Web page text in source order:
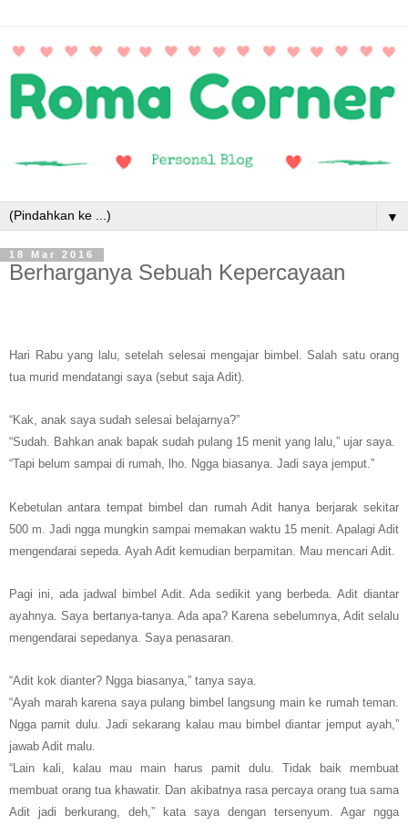
▼
18 Mar 2016
Berharganya Sebuah Kepercayaan
Hari Rabu yang lalu, setelah selesai mengajar bimbel. Salah satu orang
tua murid mendatangi saya (sebut saja Adit).
“Kak, anak saya sudah selesai belajarnya?”
“Sudah. Bahkan anak bapak sudah pulang 15 menit yang lalu,” ujar saya.
“Tapi belum sampai di rumah, lho. Ngga biasanya. Jadi saya jemput.”
Kebetulan antara tempat bimbel dan rumah Adit hanya berjarak sekitar
500 m. Jadi ngga mungkin sampai memakan waktu 15 menit. Apalagi Adit
mengendarai sepeda. Ayah Adit kemudian berpamitan. Mau mencari Adit.
Pagi ini, ada jadwal bimbel Adit. Ada sedikit yang berbeda. Adit diantar
ayahnya. Saya bertanya-tanya. Ada apa? Karena sebelumnya, Adit selalu
mengendarai sepedanya. Saya penasaran.
“Adit kok dianter? Ngga biasanya,” tanya saya.
“Ayah marah karena saya pulang bimbel langsung main ke rumah teman.
Ngga pamit dulu. Jadi sekarang kalau mau bimbel diantar jemput ayah,”
jawab Adit malu.
“Lain kali, kalau mau main harus pamit dulu. Tidak baik membuat
membuat orang tua khawatir. Dan akibatnya rasa percaya orang tua sama
Adit jadi berkurang, deh,” kata saya dengan tersenyum. Agar ngga